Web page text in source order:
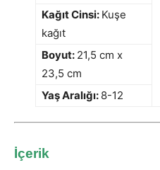
Kağıt Cinsi: Kuşe
kağıt
Boyut: 21,5 cm x
23,5 cm
Yaş Aralığı: 8-12
İçerik